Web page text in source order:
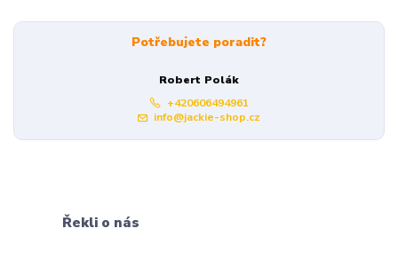
Potřebujete poradit?
Robert Polák
+420606494961
info@jackie-shop.cz
Řekli o nás